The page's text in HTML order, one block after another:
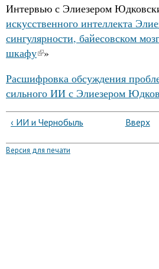
Интервью с Элиезером
искусственного интеллекта
сингулярности, байесовском
шкафу »
Расшифровка обсуждения
сильного ИИ с Элиезером
‹ ИИ и Чернобыль Вверх
Версия для печати